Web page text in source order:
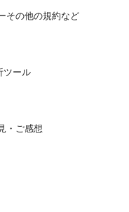
その他の規約など
ツール
・ご感想